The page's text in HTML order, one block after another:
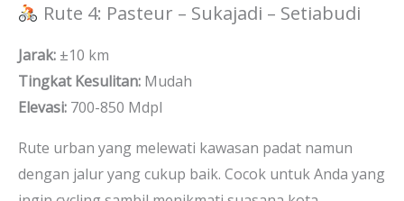
Rute 4: Pasteur – Sukajadi – Setiabudi
Jarak: ±10 km
Tingkat Kesulitan: Mudah
Elevasi: 700-850 Mdpl
Rute urban yang melewati kawasan padat namun
dengan jalur yang cukup baik. Cocok untuk Anda yang